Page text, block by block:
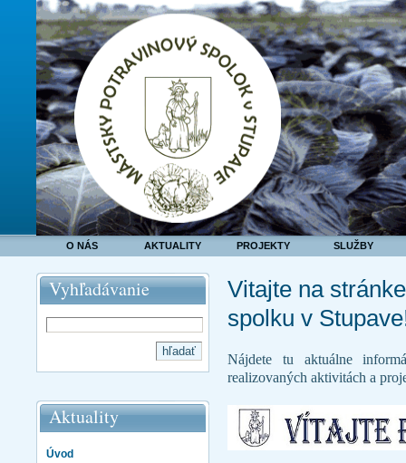
O NÁS AKTUALITY PROJEKTY SLUŽBY
Vyhľadávanie
Aktuality
Úvod
Vitajte na
spolku v
Nájdete tu aktuálne
realizovaných aktivitách a